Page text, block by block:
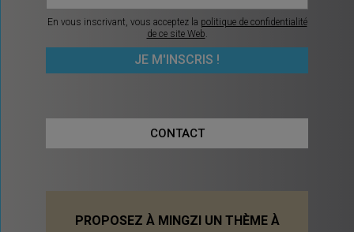
En vous inscrivant, vous acceptez la politique de confidentialité
de ce site Web
CONTACT
PROPOSEZ À MINGZI UN THÈME À